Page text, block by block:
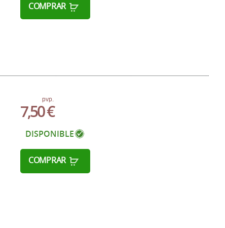
COMPRAR
pvp.
7,50 €
DISPONIBLE
COMPRAR